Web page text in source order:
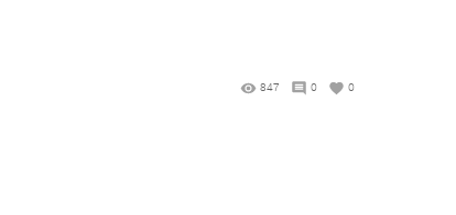
847 0 0